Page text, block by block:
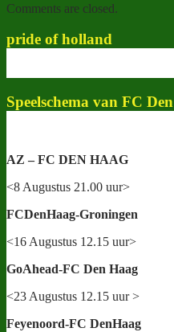
Comments are closed.
pride of holland
Speelschema van FC
AZ – FC DEN HAAG
<8 Augustus 21.00 uur>
FCDenHaag-Groningen
<16 Augustus 12.15 uur>
GoAhead-FC Den Haag
<23 Augustus 12.15 uur >
Feyenoord-FC DenHaag